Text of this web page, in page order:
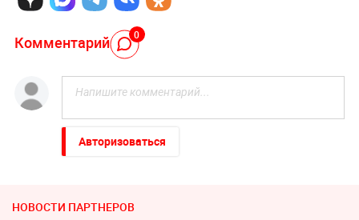
Комментарий 0
Авторизоваться
НОВОСТИ ПАРТНЕРОВ